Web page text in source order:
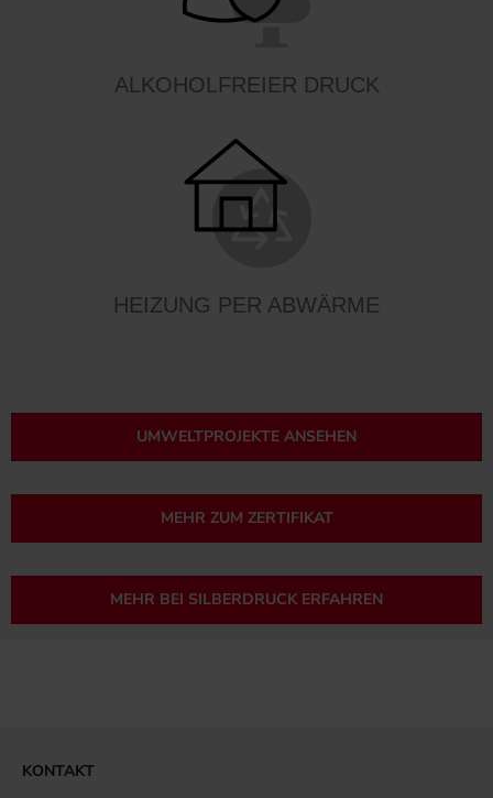
ALKOHOLFREIER DRUCK
HEIZUNG PER ABWÄRME
UMWELTPROJEKTE ANSEHEN
MEHR ZUM ZERTIFIKAT
MEHR BEI SILBERDRUCK ERFAHREN
KONTAKT